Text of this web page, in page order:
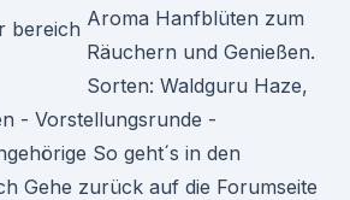
Aroma Hanfblüten zum
Räuchern und Genießen.
Sorten: Waldguru Haze,
- Vorstellungsrunde -
So geht´s in den
Gehe zurück auf die Forumseite